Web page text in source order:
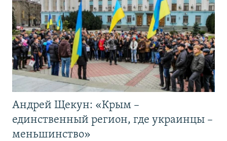
Андрей Щекун: «Крым –
единственный регион, где украинцы –
меньшинство»